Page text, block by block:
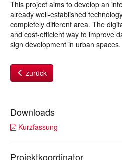
This project aims to develop an
already well-established
completely different area. The
and cost-efficient way to improve
sign development in urban spaces.
zurück
Downloads
Kurzfassung
Projektkoordinator